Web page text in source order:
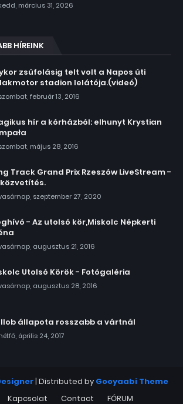
március 31, 2026
HÍREINK
zsúfolásig telt volt a Napos úti
stadion lelátója.(videó)
február 13, 2016
hír a kórházból: elhunyt Krystian
május 28, 2016
Track Grand Prix Rzeszów LiveStream -
szeptember 27, 2020
- Az utolsó kör,Miskolc Népkerti
augusztus 21, 2016
Utolsó Körök - Fotógaléria
augusztus 28, 2016
állapota rosszabb a vártnál
április 24, 2017
| Distributed by Gooyaabi Theme
Kapcsolat Contact FÓRUM